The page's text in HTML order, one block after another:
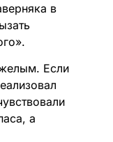
в
Если
а